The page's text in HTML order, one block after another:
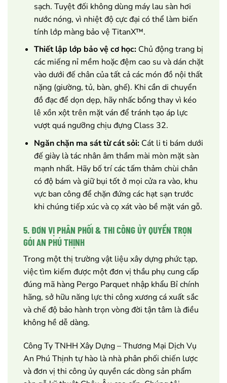
sạch. Tuyệt đối không dùng máy lau sàn hơi
nước nóng, vì nhiệt độ cực đại có thể làm biến
tính lớp màng bảo vệ TitanX™.
Thiết lập lớp bảo vệ cơ học:Chủ động trang bị
các miếng nỉ mềm hoặc đệm cao su và dán chặt
vào dưới đế chân của tất cả các món đồ nội thất
nặng (giường, tủ, bàn, ghế). Khi cần di chuyển
đồ đạc để dọn dẹp, hãy nhấc bổng thay vì kéo
lê xồn xột trên mặt ván để tránh tạo áp lực
vượt quá ngưỡng chịu đựng Class 32.
Ngăn chặn ma sát từ cát sỏi:Cát li ti bám dưới
đế giày là tác nhân âm thầm mài mòn mặt sàn
mạnh nhất. Hãy bố trí các tấm thảm chùi chân
có độ bám và giữ bụi tốt ở mọi cửa ra vào, khu
vực ban công để chặn đứng các hạt sạn trước
khi chúng tiếp xúc và cọ xát vào bề mặt ván gỗ.
5. ĐƠN VỊ PHÂN PHỐI & THI CÔNG ỦY QUYỀN TRỌN
GÓI AN PHÚ THỊNH
Trong một thị trường vật liệu xây dựng phức tạp,
việc tìm kiếm được một đơn vị thầu phụ cung cấp
đúng mã hàng Pergo Parquet nhập khẩu Bỉ chính
hãng, sở hữu năng lực thi công xương cá xuất sắc
và chế độ bảo hành trọn vòng đời tận tâm là điều
không hề dễ dàng.
Công Ty TNHH Xây Dựng – Thương Mại Dịch Vụ
An Phú Thịnh tự hào là nhà phân phối chiến lược
và đơn vị thi công ủy quyền các dòng sản phẩm